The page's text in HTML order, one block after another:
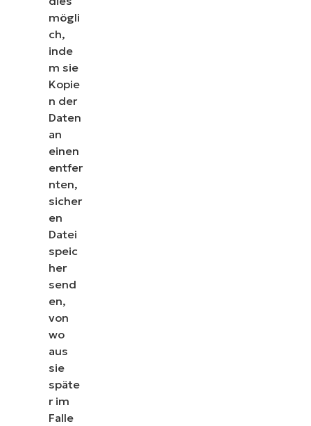
mögli
ch,
inde
m sie
Kopie
n der
Daten
an
einen
entfer
nten,
sicher
en
Datei
speic
her
send
en,
von
wo
aus
sie
späte
r im
Falle